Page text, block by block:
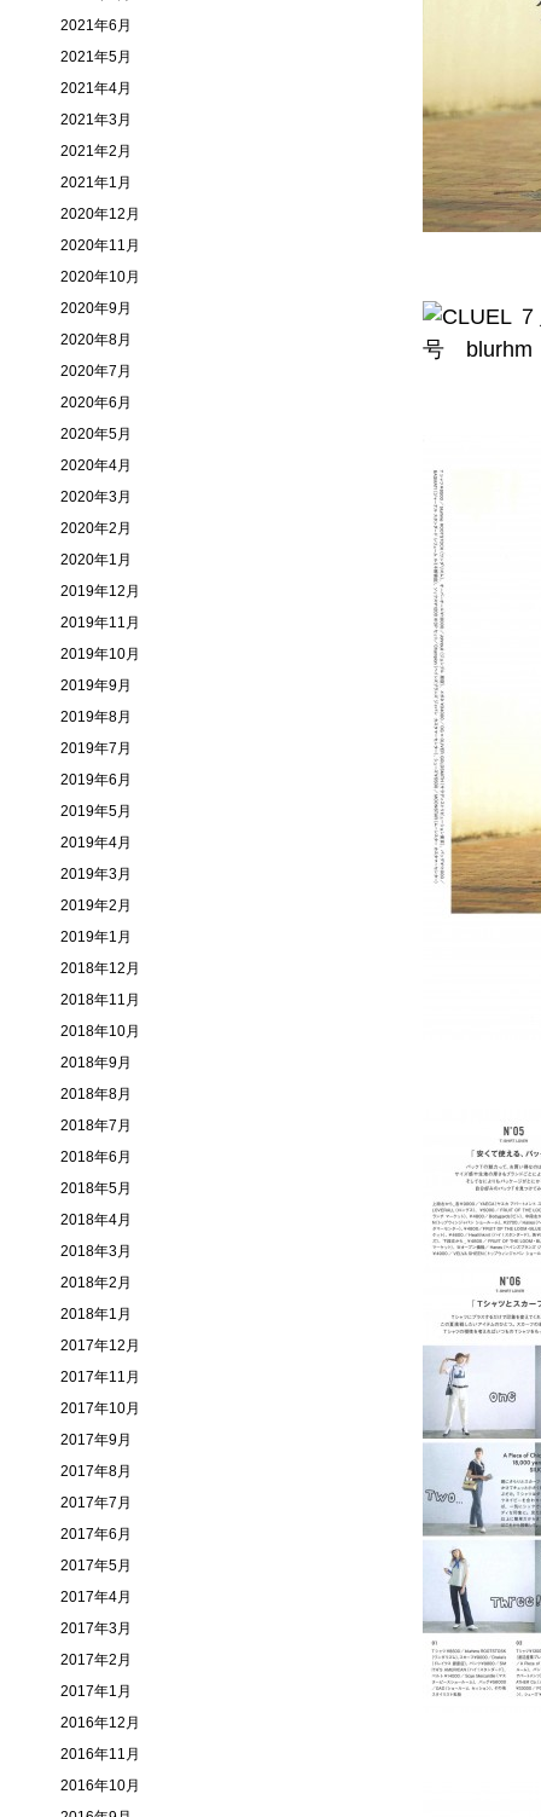
2021年6月
2021年5月
2021年4月
2021年3月
2021年2月
2021年1月
2020年12月
2020年11月
2020年10月
2020年9月
2020年8月
2020年7月
2020年6月
2020年5月
2020年4月
2020年3月
2020年2月
2020年1月
2019年12月
2019年11月
2019年10月
2019年9月
2019年8月
2019年7月
2019年6月
2019年5月
2019年4月
2019年3月
2019年2月
2019年1月
2018年12月
2018年11月
2018年10月
2018年9月
2018年8月
2018年7月
2018年6月
2018年5月
2018年4月
2018年3月
2018年2月
2018年1月
2017年12月
2017年11月
2017年10月
2017年9月
2017年8月
2017年7月
2017年6月
2017年5月
2017年4月
2017年3月
2017年2月
2017年1月
2016年12月
2016年11月
2016年10月